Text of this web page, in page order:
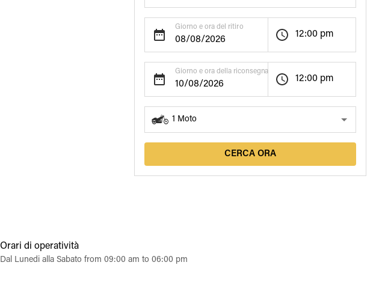
Giorno e ora del ritiro
12:00 pm
Giorno e ora della riconsegna
12:00 pm
1 Moto
CERCA ORA
Orari di operatività
Dal Lunedi alla Sabato from 09:00 am to 06:00 pm